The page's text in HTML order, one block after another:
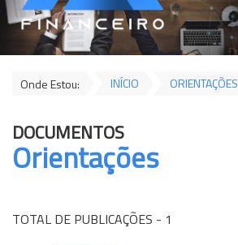
Onde Estou: INÍCIO ORIENTAÇÕES
DOCUMENTOS
Orientações
TOTAL DE PUBLICAÇÕES - 1